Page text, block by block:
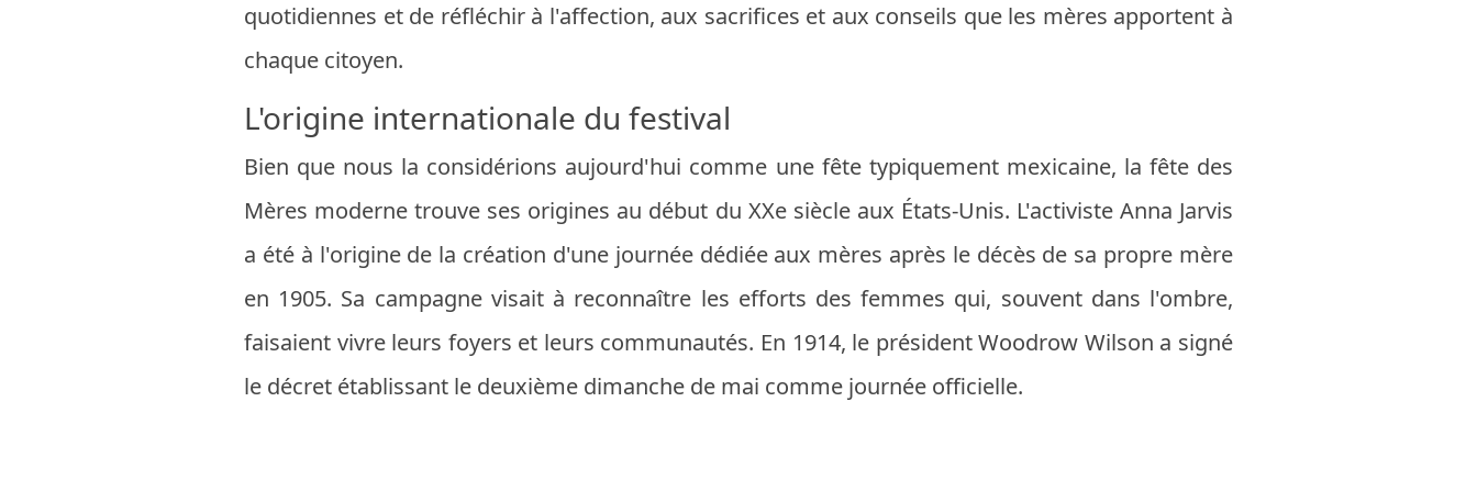
quotidiennes et de réfléchir à l'affection, aux sacrifices et aux conseils que les mères apportent à
chaque citoyen.
L'origine internationale du festival
Bien que nous la considérions aujourd'hui comme une fête typiquement mexicaine, la fête des
Mères moderne trouve ses origines au début du XXe siècle aux États-Unis. L'activiste Anna Jarvis
a été à l'origine de la création d'une journée dédiée aux mères après le décès de sa propre mère
en 1905. Sa campagne visait à reconnaître les efforts des femmes qui, souvent dans l'ombre,
faisaient vivre leurs foyers et leurs communautés. En 1914, le président Woodrow Wilson a signé
le décret établissant le deuxième dimanche de mai comme journée officielle.